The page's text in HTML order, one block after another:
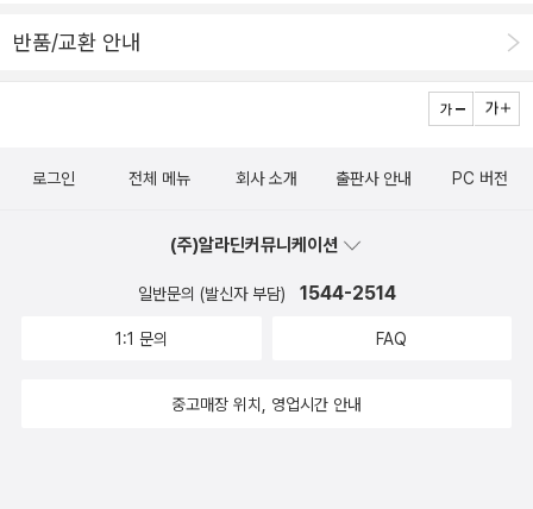
/ 2010년 1월 고양이 탐구생활 가토 요시코 지음, 정영희 옮김 / 랜
병사전 난부 미카 지음, 김영주 옮김 / 동학사 / 2009년 12월나는 고
년 12월귀여운 고양이를 만날 수 있는 멋진 그림책 동화책도 있는 것
김 / 살림어린이 / 2009년 11월 우리 삼촌 앤디 워홀의 고양이들 제
임스 워홀라 글. 그림. 한정신 옮김 / 바다어린이 / 2010년 2월고양
반품/교환 안내
로그인 전체 메뉴 회사 소개 출판사 안내 PC 버전
(주)알라딘커뮤니케이션
일반문의 (발신자 부담) 1544-2514
1:1 문의 FAQ
중고매장 위치, 영업시간 안내